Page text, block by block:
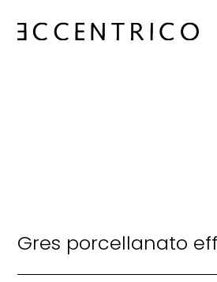
HOME
CONTATTI
Gres porcellanato